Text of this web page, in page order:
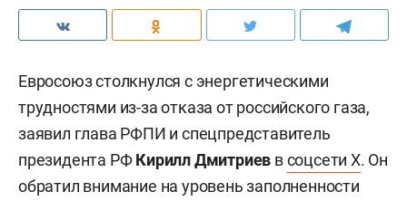
Евросоюз столкнулся с энергетическими
трудностями из-за отказа от российского газа,
заявил глава РФПИ и спецпредставитель
президента РФКирилл Дмитриев всоцсети X. Он
обратил внимание на уровень заполненности